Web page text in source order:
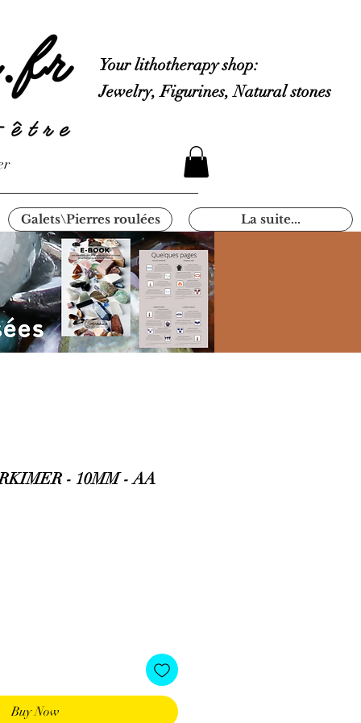
Your lithotherapy shop:
Jewelry, Figurines, Natural stones
Galets\Pierres roulées La suite...
- 10MM - AA
Buy Now